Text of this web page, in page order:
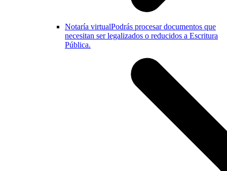
Notaría virtualPodrás procesar documentos que
necesitan ser legalizados o reducidos a Escritura
Pública.